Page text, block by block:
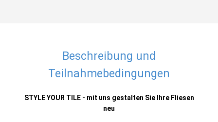
Beschreibung und
Teilnahmebedingungen
STYLE YOUR TILE - mit uns gestalten Sie Ihre Fliesen
neu